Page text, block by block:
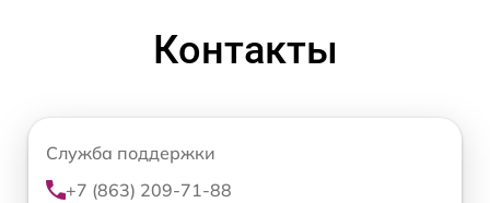
Контакты
Служба поддержки
+7 (863) 209-71-88